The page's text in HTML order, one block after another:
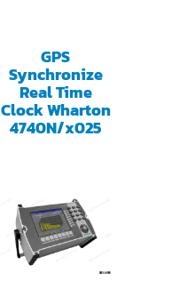
GPS
Synchronize
Real Time
Clock Wharton
4740N/x025